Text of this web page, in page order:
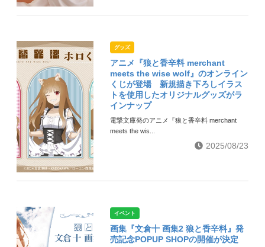
グッズ
アニメ『狼と香辛料 merchant
meets the wise wolf』のオンライン
くじが登場 新規描き下ろしイラス
トを使用したオリジナルグッズがラ
インナップ
電撃文庫発のアニメ『狼と香辛料 merchant
meets the wis...
2025/08/23
イベント
画集『文倉十 画集2 狼と香辛料』発
売記念POPUP SHOPの開催が決定